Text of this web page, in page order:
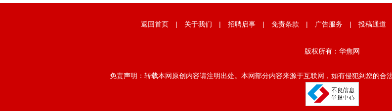
返回首页 | 关于我们 | 招聘启事 | 免责条款 | 广告服务 | 投稿通道
版权所有：华焦网
免责声明：转载本网原创内容请注明出处。本网部分内容来源于互联网，如有侵犯到您的合